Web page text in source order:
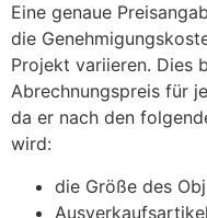
Eine genaue
die
Projekt variieren. Dies
Abrechnungspreis für
da er nach den
wird:
die Größe des
Ausverkaufsartikel